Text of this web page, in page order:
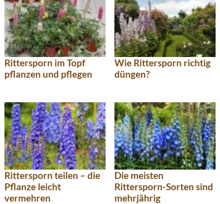
Rittersporn im Topf
pflanzen und pflegen
Wie Rittersporn richtig
düngen?
Rittersporn teilen – die
Pflanze leicht
vermehren
Die meisten
Rittersporn-Sorten sind
mehrjährig